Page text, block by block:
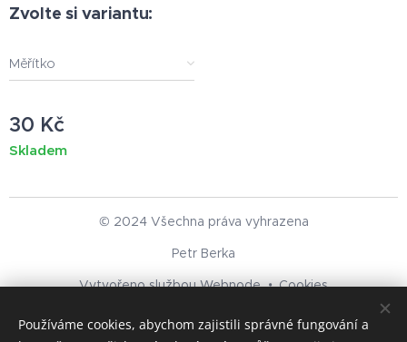
Zvolte si variantu:
Měřítko
30 Kč
Skladem
© 2024 Všechna práva vyhrazena
Petr Berka
Vytvořeno službouWebnode Cookies
Jazyky
Používáme cookies, abychom zajistili správné fungování a